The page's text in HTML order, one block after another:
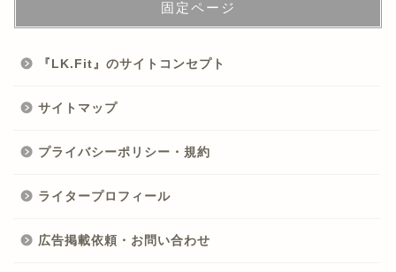
固定ページ
『LK.Fit』のサイトコンセプト
サイトマップ
プライバシーポリシー・規約
ライタープロフィール
広告掲載依頼・お問い合わせ